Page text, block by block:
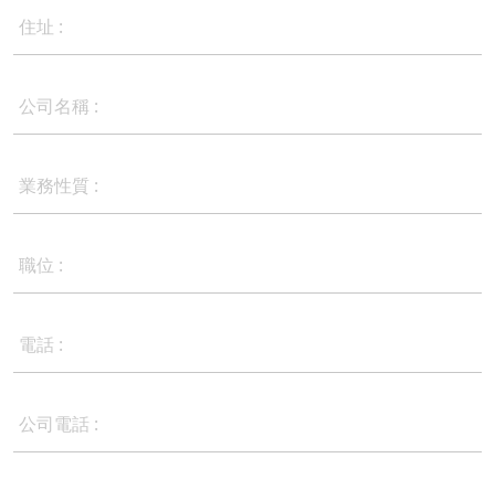
住址 :
公司名稱 :
業務性質 :
職位 :
電話 :
公司電話 :